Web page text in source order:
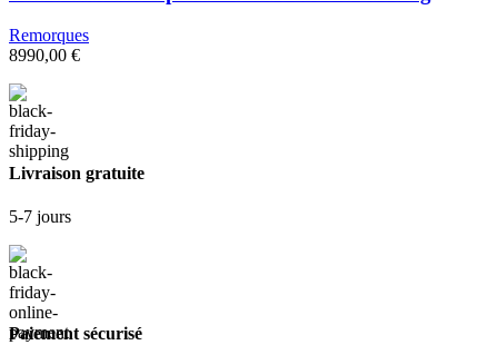
Remorques
8990,00 €
Livraison gratuite
5-7 jours
Paiement sécurisé